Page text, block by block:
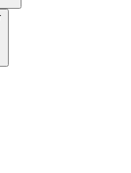
Agregar